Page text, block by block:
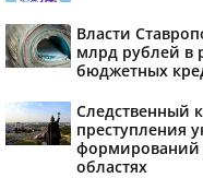
Власти
млрд рублей в
бюджетных
Следственный
преступления
формирований
областях